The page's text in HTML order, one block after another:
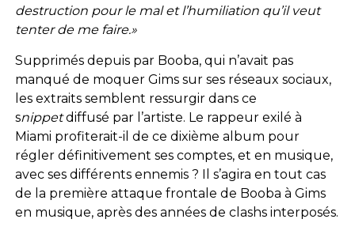
destruction pour le mal et l’humiliation qu’il veut
tenter de me faire.»
Supprimés depuis par Booba, qui n’avait pas
manqué de moquer Gims sur ses réseaux sociaux,
les extraits semblent ressurgir dans ce
snippetdiffusé par l’artiste. Le rappeur exilé à
Miami profiterait-il de ce dixième album pour
régler définitivement ses comptes, et en musique,
avec ses différents ennemis ? Il s’agira en tout cas
de la première attaque frontale de Booba à Gims
en musique, après des années de clashs interposés.